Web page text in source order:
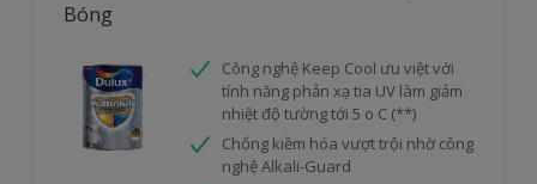
Bóng
Công nghệ Keep Cool ưu việt với
tính năng phản xạ tia UV làm giảm
nhiệt độ tường tới 5 o C (**)
Chống kiềm hóa vượt trội nhờ công
nghệ Alkali-Guard